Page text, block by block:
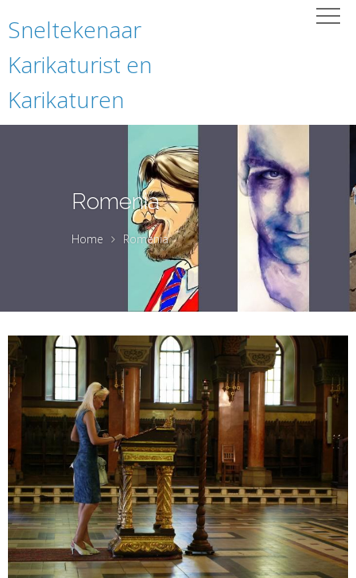
Sneltekenaar
Karikaturist en
Karikaturen
Romenia
Home Romenia